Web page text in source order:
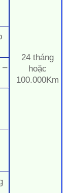
24 tháng
hoặc
100.000Km
–